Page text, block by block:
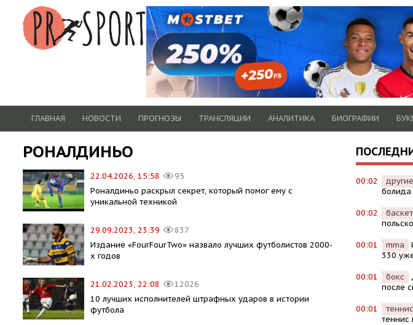
ГЛАВНАЯ НОВОСТИ ПРОГНОЗЫ ТРАНСЛЯЦИИ АНАЛИТИКА БИОГРАФИИ
РОНАЛДИНЬО
22.04.2026, 15:58
95
Роналдиньо раскрыл секрет, который помог ему с
уникальной техникой
29.09.2023, 23:39
837
Издание «FourFourTwo» назвало лучших футболистов 2000-
х годов
21.02.2023, 22:08
12026
10 лучших исполнителей штрафных ударов в истории
футбола
00:02
болида
00:02
00:01 mma
330
00:01 бокс
после
00:01 теннис
теннис